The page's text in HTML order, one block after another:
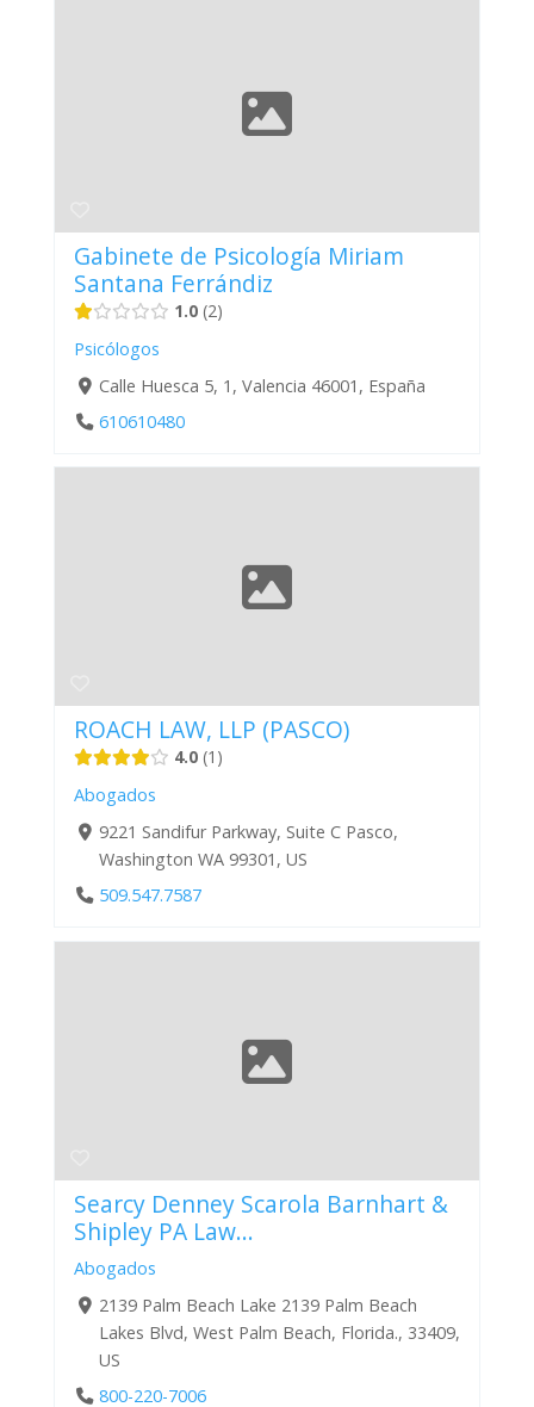
Gabinete de Psicología Miriam
Santana Ferrándiz
1.0 2
Psicólogos
Calle Huesca 5, 1, Valencia 46001, España
610610480
ROACH LAW, LLP (PASCO)
4.0 1
Abogados
9221 Sandifur Parkway, Suite C Pasco,
Washington WA 99301, US
509.547.7587
Searcy Denney Scarola Barnhart &
Shipley PA Law...
Abogados
2139 Palm Beach Lake 2139 Palm Beach
Lakes Blvd, West Palm Beach, Florida., 33409,
US
800-220-7006